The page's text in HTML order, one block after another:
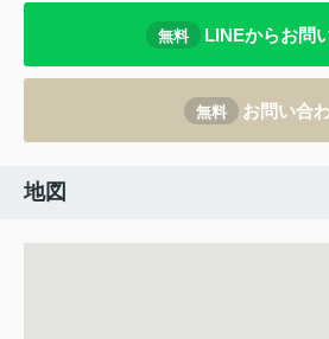
無料 LINEからお問
無料 お問い合
地図